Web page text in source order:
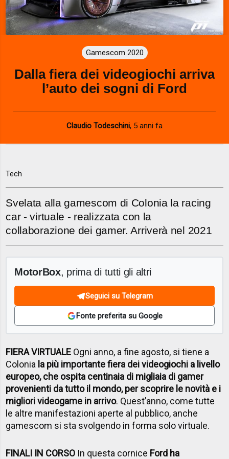
Gamescom 2020
Dalla fiera dei videogiochi arriva
l’auto dei sogni di Ford
Claudio Todeschini, 5 anni fa
Tech
Svelata alla gamescom di Colonia la racing
car - virtuale - realizzata con la
collaborazione dei gamer. Arriverà nel 2021
MotorBox, prima di tutti gli altri
Seguici su Telegram
Fonte preferita su Google
FIERA VIRTUALE Ogni anno, a fine agosto, si tiene a
Colonia la più importante fiera dei videogiochi a livello
europeo, che ospita centinaia di migliaia di gamer
provenienti da tutto il mondo, per scoprire le novità e i
migliori videogame in arrivo. Quest’anno, come tutte
le altre manifestazioni aperte al pubblico, anche
gamescom si sta svolgendo in forma solo virtuale.
FINALI IN CORSO In questa cornice Ford ha